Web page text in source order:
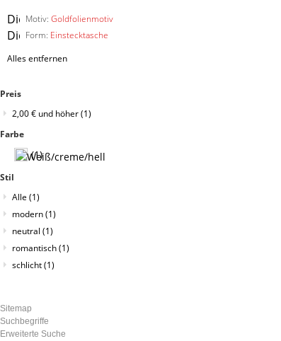
Motiv: Goldfolienmotiv
Diesen
Artikel
entfernen
Form: Einstecktasche
Diesen
entfernen
Alles entfernen
Preis
2,00 € und höher(1)
Farbe
(1)
Stil
Alle (1)
modern(1)
neutral (1)
romantisch(1)
schlicht(1)
Sitemap
Suchbegriffe
Erweiterte Suche